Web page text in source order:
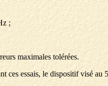
;
maximales tolérées.
ces essais, le dispositif visé